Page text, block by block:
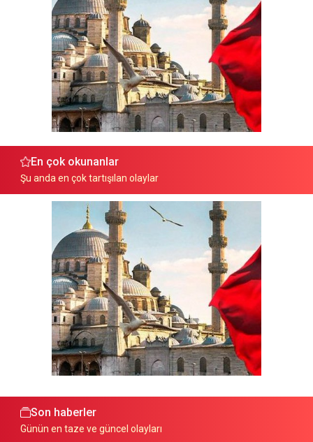
En çok okunanlar
Şu anda en çok tartışılan olaylar
Son haberler
Günün en taze ve güncel olayları